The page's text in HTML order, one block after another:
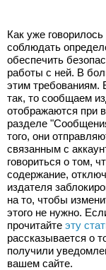
Как уже
соблюдать
обеспечить
работы с ней. В
этим требованиям.
так, то сообщаем
отображаются при
разделе
того, они
связанным с
говориться о том,
содержание,
издателя
на то, чтобы
этого не нужно.
прочитайте эту
рассказывается о
получили
вашем сайте.